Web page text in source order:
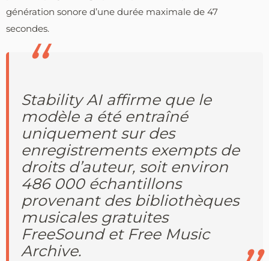
génération sonore d’une durée maximale de 47
secondes.
Stability AI affirme que le
modèle a été entraîné
uniquement sur des
enregistrements exempts de
droits d’auteur, soit environ
486 000 échantillons
provenant des bibliothèques
musicales gratuites
FreeSound et Free Music
Archive.